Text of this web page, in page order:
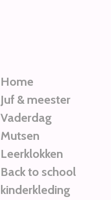
Home
Juf & meester
Vaderdag
Mutsen
Leerklokken
Back to school
kinderkleding